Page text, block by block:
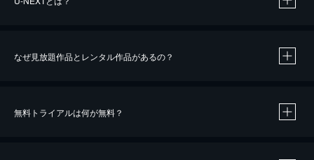
なぜ見放題作品とレンタル作品があるの？
無料トライアルは何が無料？